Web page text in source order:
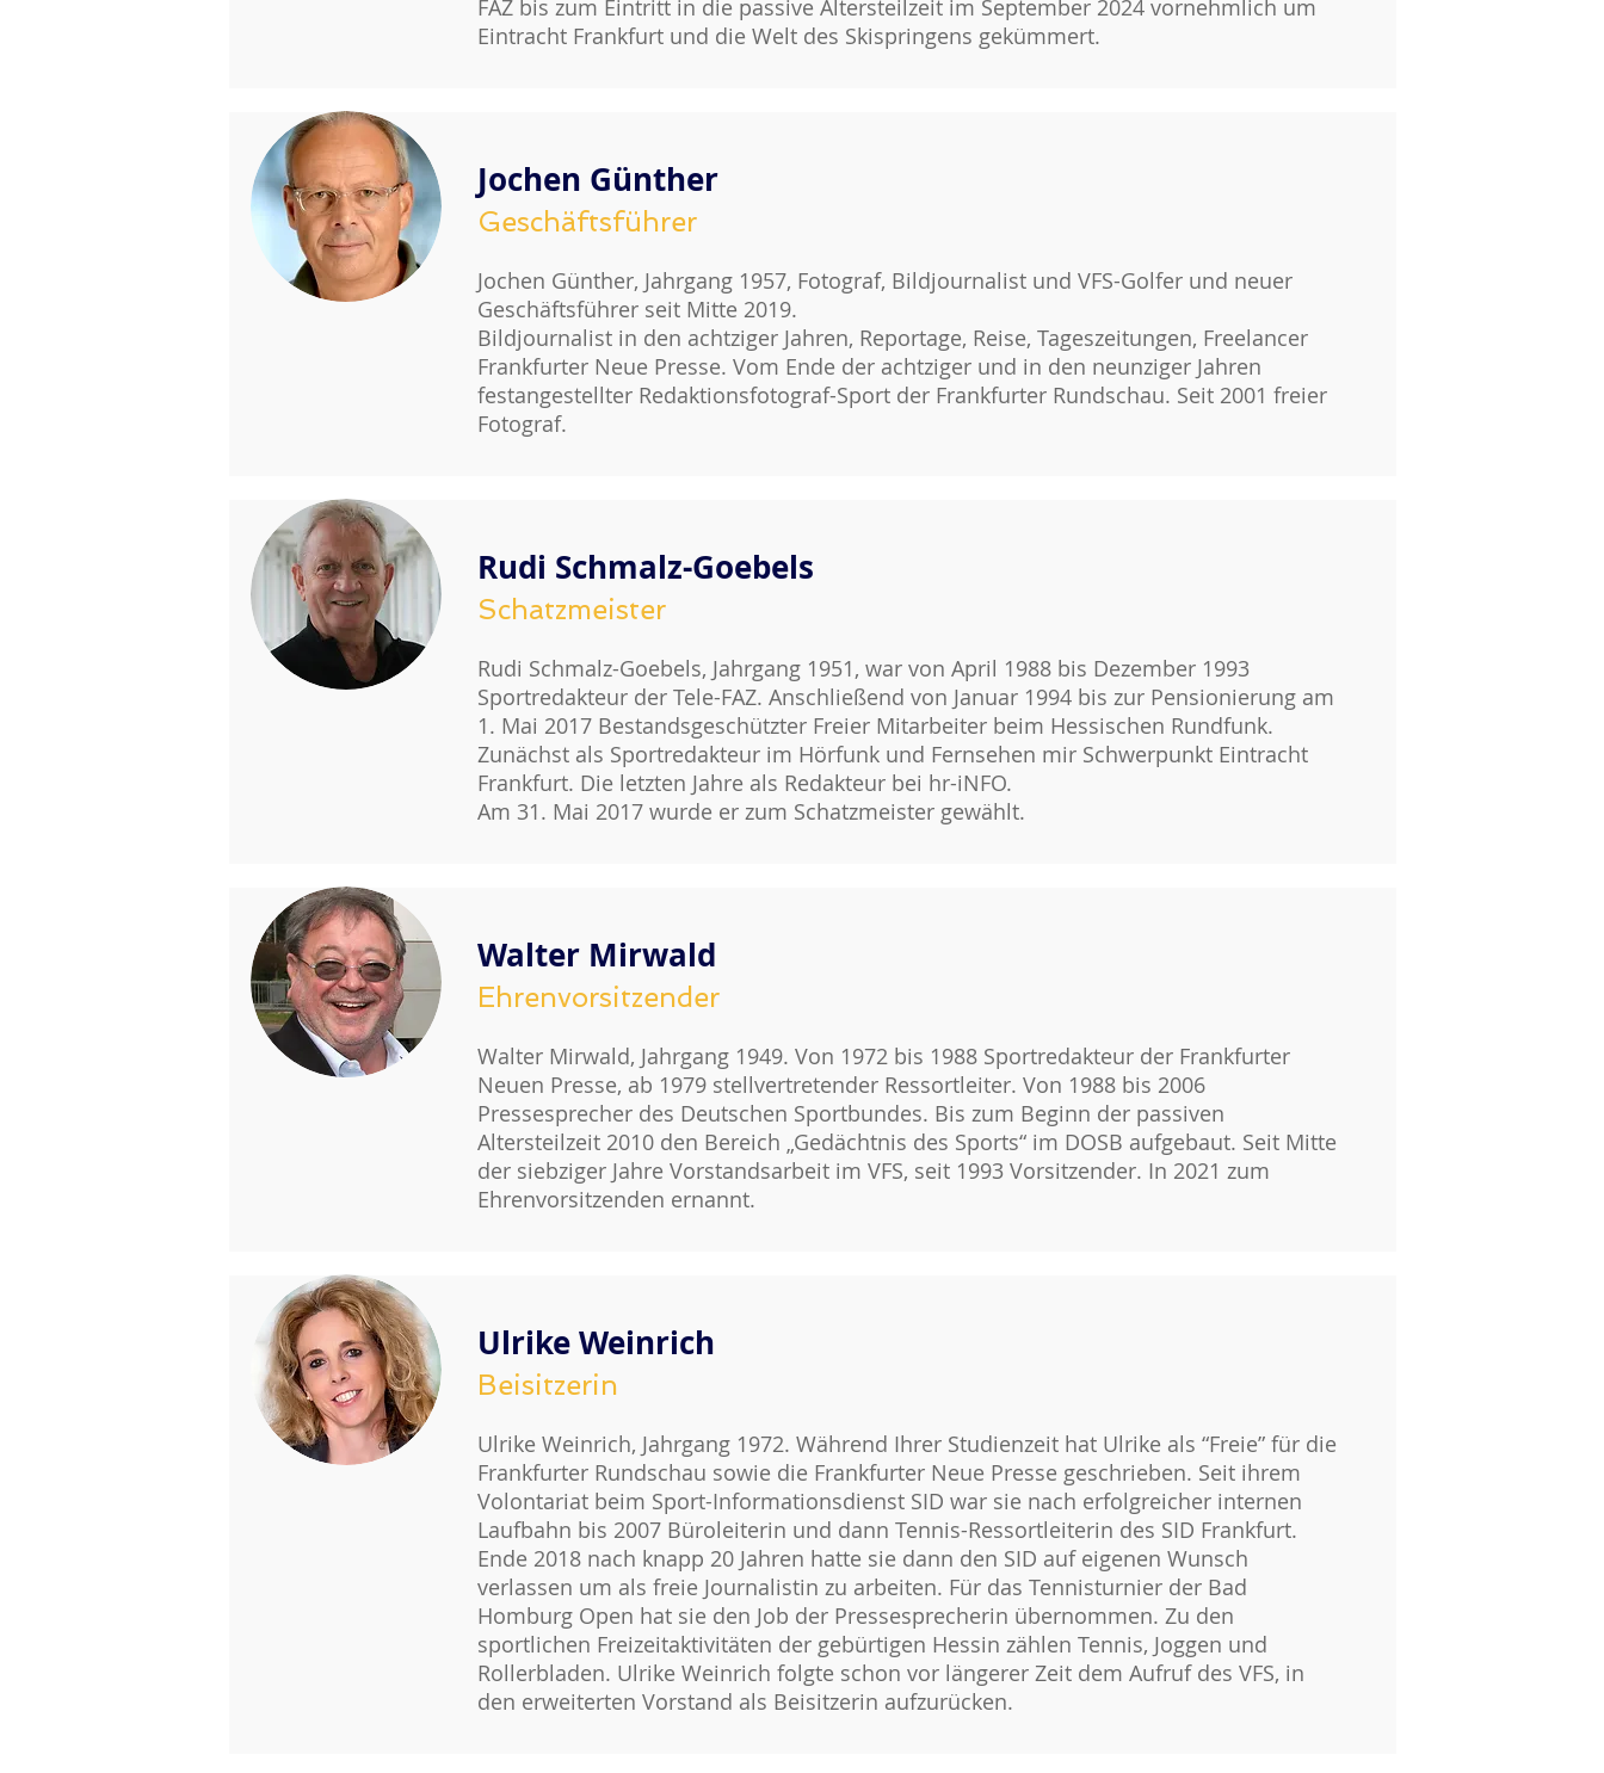
FAZ bis zum Eintritt in die passive Altersteilzeit im September 2024 vornehmlich um
Eintracht Frankfurt und die Welt des Skispringens gekümmert.
Jochen Günther
Geschäftsführer
Jochen Günther, Jahrgang 1957, Fotograf, Bildjournalist und VFS-Golfer und neuer
Geschäftsführer seit Mitte 2019.
Bildjournalist in den achtziger Jahren, Reportage, Reise, Tageszeitungen, Freelancer
Frankfurter Neue Presse. Vom Ende der achtziger und in den neunziger Jahren
festangestellter Redaktionsfotograf-Sport der Frankfurter Rundschau. Seit 2001 freier
Fotograf.
Rudi Schmalz-Goebels
Schatzmeister
Rudi Schmalz-Goebels, Jahrgang 1951, war von April 1988 bis Dezember 1993
Sportredakteur der Tele-FAZ. Anschließend von Januar 1994 bis zur Pensionierung am
1. Mai 2017 Bestandsgeschützter Freier Mitarbeiter beim Hessischen Rundfunk.
Zunächst als Sportredakteur im Hörfunk und Fernsehen mir Schwerpunkt Eintracht
Frankfurt. Die letzten Jahre als Redakteur bei hr-iNFO.
Am 31. Mai 2017 wurde er zum Schatzmeister gewählt.
Walter Mirwald
Ehrenvorsitzender
Walter Mirwald, Jahrgang 1949. Von 1972 bis 1988 Sportredakteur der Frankfurter
Neuen Presse, ab 1979 stellvertretender Ressortleiter. Von 1988 bis 2006
Pressesprecher des Deutschen Sportbundes. Bis zum Beginn der passiven
Altersteilzeit 2010 den Bereich „Gedächtnis des Sports“ im DOSB aufgebaut. Seit Mitte
der siebziger Jahre Vorstandsarbeit im VFS, seit 1993 Vorsitzender. In 2021 zum
Ehrenvorsitzenden ernannt.
Ulrike Weinrich
Beisitzerin
Ulrike Weinrich, Jahrgang 1972. Während Ihrer Studienzeit hat Ulrike als “Freie” für die
Frankfurter Rundschau sowie die Frankfurter Neue Presse geschrieben. Seit ihrem
Volontariat beim Sport-Informationsdienst SID war sie nach erfolgreicher internen
Laufbahn bis 2007 Büroleiterin und dann Tennis-Ressortleiterin des SID Frankfurt.
Ende 2018 nach knapp 20 Jahren hatte sie dann den SID auf eigenen Wunsch
verlassen um als freie Journalistin zu arbeiten. Für das Tennisturnier der Bad
Homburg Open hat sie den Job der Pressesprecherin übernommen. Zu den
sportlichen Freizeitaktivitäten der gebürtigen Hessin zählen Tennis, Joggen und
Rollerbladen. Ulrike Weinrich folgte schon vor längerer Zeit dem Aufruf des VFS, in
den erweiterten Vorstand als Beisitzerin aufzurücken.